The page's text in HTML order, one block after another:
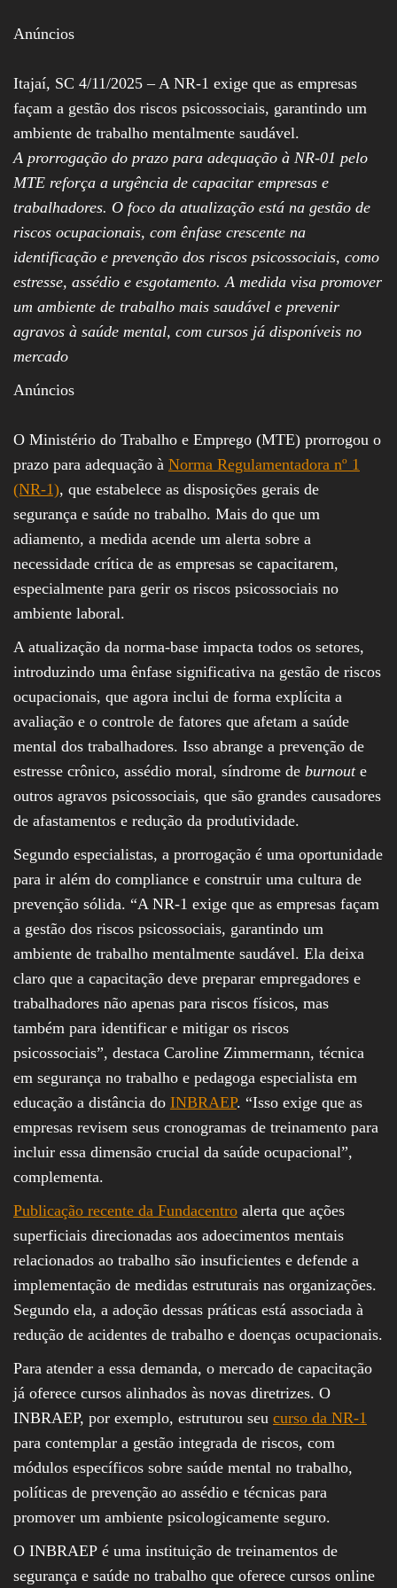
Brasília, Nordeste,
Norte, Centro-
Oeste, Sul, Sudeste,
Vinhos, Bebidas,
Cervejas, Comida,
Emprego,
Empreendedorismo,
Negócios,
Oportunidades,
Anúncios
Itajaí, SC 4/11/2025 – A NR-1 exige que as empresas
façam a gestão dos riscos psicossociais, garantindo um
ambiente de trabalho mentalmente saudável.
A prorrogação do prazo para adequação à NR-01 pelo
MTE reforça a urgência de capacitar empresas e
trabalhadores. O foco da atualização está na gestão de
riscos ocupacionais, com ênfase crescente na
identificação e prevenção dos riscos psicossociais, como
estresse, assédio e esgotamento. A medida visa promover
um ambiente de trabalho mais saudável e prevenir
agravos à saúde mental, com cursos já disponíveis no
mercado
Anúncios
O Ministério do Trabalho e Emprego (MTE) prorrogou o
prazo para adequação à Norma Regulamentadora nº 1
(NR-1), que estabelece as disposições gerais de
segurança e saúde no trabalho. Mais do que um
adiamento, a medida acende um alerta sobre a
necessidade crítica de as empresas se capacitarem,
especialmente para gerir os riscos psicossociais no
ambiente laboral.
A atualização da norma-base impacta todos os setores,
introduzindo uma ênfase significativa na gestão de riscos
ocupacionais, que agora inclui de forma explícita a
avaliação e o controle de fatores que afetam a saúde
mental dos trabalhadores. Isso abrange a prevenção de
estresse crônico, assédio moral, síndrome de burnoute
outros agravos psicossociais, que são grandes causadores
de afastamentos e redução da produtividade.
Segundo especialistas, a prorrogação é uma oportunidade
para ir além do compliance e construir uma cultura de
prevenção sólida. “A NR-1 exige que as empresas façam
a gestão dos riscos psicossociais, garantindo um
ambiente de trabalho mentalmente saudável. Ela deixa
claro que a capacitação deve preparar empregadores e
trabalhadores não apenas para riscos físicos, mas
também para identificar e mitigar os riscos
psicossociais”, destaca Caroline Zimmermann, técnica
em segurança no trabalho e pedagoga especialista em
educação a distância do INBRAEP. “Isso exige que as
empresas revisem seus cronogramas de treinamento para
incluir essa dimensão crucial da saúde ocupacional”,
complementa.
Publicação recente da Fundacentro alerta que ações
superficiais direcionadas aos adoecimentos mentais
relacionados ao trabalho são insuficientes e defende a
implementação de medidas estruturais nas organizações.
Segundo ela, a adoção dessas práticas está associada à
redução de acidentes de trabalho e doenças ocupacionais.
Para atender a essa demanda, o mercado de capacitação
já oferece cursos alinhados às novas diretrizes. O
INBRAEP, por exemplo, estruturou seu curso da NR-1
para contemplar a gestão integrada de riscos, com
módulos específicos sobre saúde mental no trabalho,
políticas de prevenção ao assédio e técnicas para
promover um ambiente psicologicamente seguro.
O INBRAEP é uma instituição de treinamentos de
segurança e saúde no trabalho que oferece cursos online